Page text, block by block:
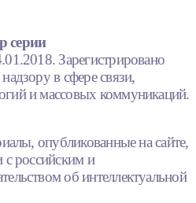
серии
Зарегистрировано
в сфере связи,
и массовых коммуникаций.
опубликованные на сайте,
с российским и
об интеллектуальной